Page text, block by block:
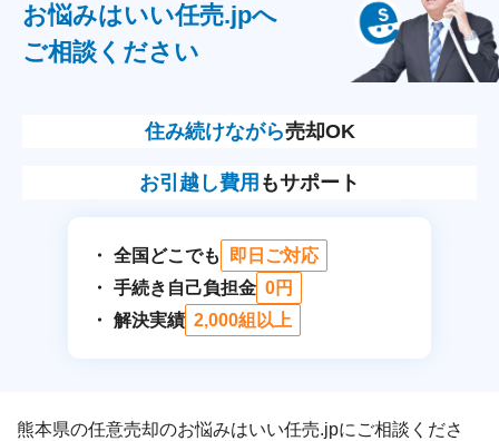
お悩みはいい任売.jpへ
ご相談ください
住み続けながら売却OK
お引越し費用 もサポート
全国どこでも
即日ご対応
手続き自己負担金 0円
解決実績 2,000組以上
熊本県の任意売却のお悩みはいい任売.jpにご相談くださ